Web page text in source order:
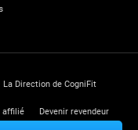
La Direction de CogniFit
affilié Devenir revendeur